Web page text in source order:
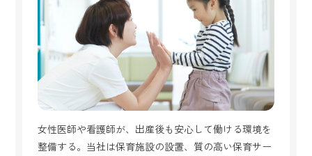
女性医師や看護師が、出産後も安心して働ける環境を
整備する。当社は保育施設の設置、質の高い保育サー